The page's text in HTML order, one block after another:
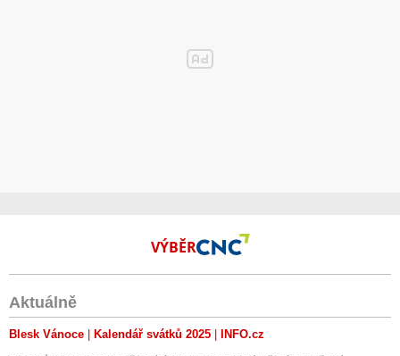
VÝBĚR
Aktuálně
Blesk Vánoce Kalendář svátků 2025 INFO.cz